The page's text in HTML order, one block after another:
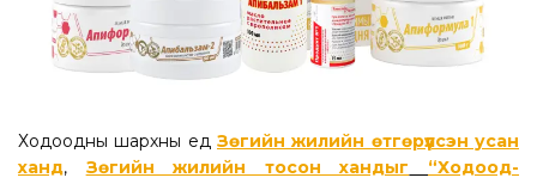
Ходоодны шархны үед Зөгийн жилийн өтгөрүүлсэн усан
ханд, Зөгийн жилийн тосон хандыг
“Ходоод-